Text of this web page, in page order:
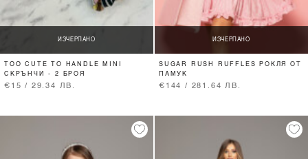
ИЗЧЕРПАНО
TOO CUTE TO HANDLE MINI
СКРЪНЧИ - 2 БРОЯ
€15 / 29.34 ЛВ.
ИЗЧЕРПАНО
SUGAR RUSH RUFFLES РОКЛЯ ОТ
ПАМУК
€144 / 281.64 ЛВ.